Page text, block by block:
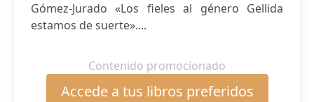
Gómez-Jurado «Los fieles al género Gellida
estamos de suerte»....
Contenido promocionado
Accede a tus libros preferidos